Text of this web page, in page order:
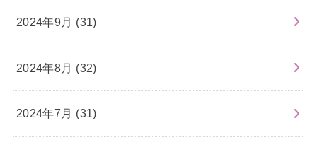
2024年9月 (31)
2024年8月 (32)
2024年7月 (31)